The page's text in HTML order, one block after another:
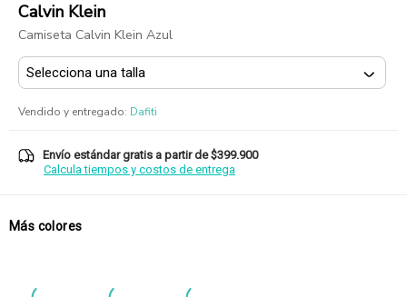
Calvin Klein
Camiseta Calvin Klein Azul
Vendido y entregado: Dafiti
Envío estándar gratis a partir de $399.900
Calcula tiempos y costos de entrega
Más colores